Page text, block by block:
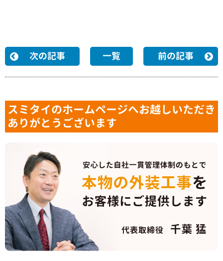
次の記事 一覧 前の記事
スミタイのホームページへお越しいただき
ありがとうございます